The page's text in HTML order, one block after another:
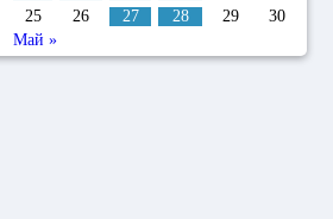
25 26 27 28 29
30
Май »